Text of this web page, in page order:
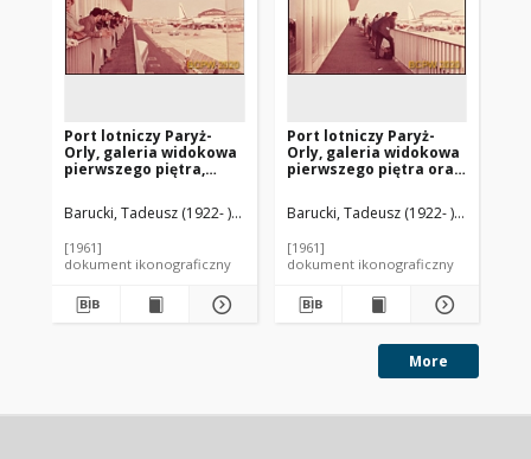
Port lotniczy Paryż-
Orly, galeria widokowa
pierwszego piętra,
lotniskową, Francja
Barucki, Tadeusz (1922- ). Fotograf Vicariot, Henri (1910-1986).
[1961]
dokument ikonograficzny
Port lotniczy Paryż-
Orly, galeria widokowa
pierwszego piętra oraz
elewacji budynku portu
lotniczego, Francja
Barucki, Tadeusz (1922- ). Fotograf
[1961]
dokument ikonograficzny
More